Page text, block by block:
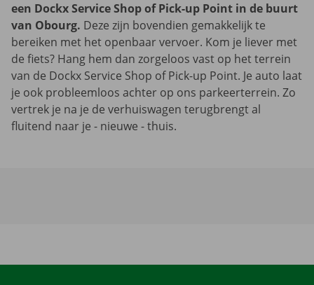
een Dockx Service Shop of Pick-up Point in de buurt
van Obourg. Deze zijn bovendien gemakkelijk te
bereiken met het openbaar vervoer. Kom je liever met
de fiets? Hang hem dan zorgeloos vast op het terrein
van de Dockx Service Shop of Pick-up Point. Je auto laat
je ook probleemloos achter op ons parkeerterrein. Zo
vertrek je na je de verhuiswagen terugbrengt al
fluitend naar je - nieuwe - thuis.